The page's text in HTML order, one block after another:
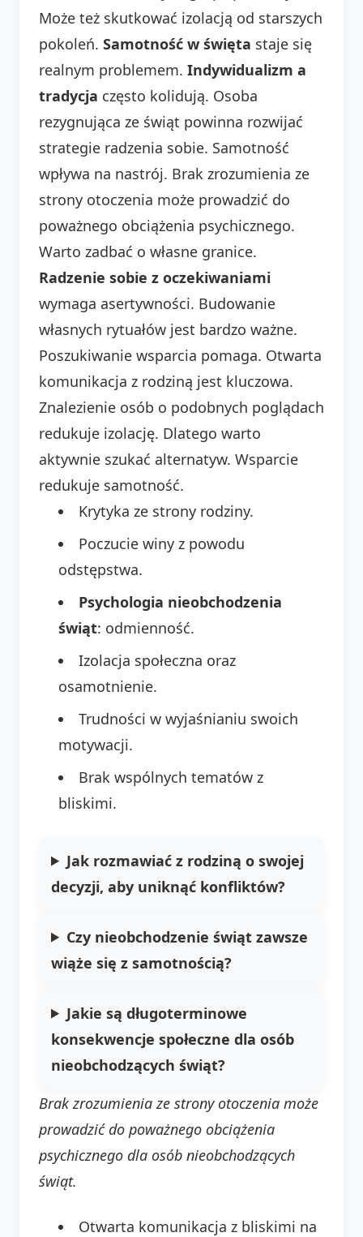
Może też skutkować izolacją od starszych
pokoleń. Samotność w święta staje się
realnym problemem. Indywidualizm a
tradycja często kolidują. Osoba
rezygnująca ze świąt powinna rozwijać
strategie radzenia sobie. Samotność
wpływa na nastrój. Brak zrozumienia ze
strony otoczenia może prowadzić do
poważnego obciążenia psychicznego.
Warto zadbać o własne granice.
Radzenie sobie z oczekiwaniami
wymaga asertywności. Budowanie
własnych rytuałów jest bardzo ważne.
Poszukiwanie wsparcia pomaga. Otwarta
komunikacja z rodziną jest kluczowa.
Znalezienie osób o podobnych poglądach
redukuje izolację. Dlatego warto
aktywnie szukać alternatyw. Wsparcie
redukuje samotność.
Krytyka ze strony rodziny.
Poczucie winy z powodu
odstępstwa.
Psychologia nieobchodzenia
świąt: odmienność.
Izolacja społeczna oraz
osamotnienie.
Trudności w wyjaśnianiu swoich
motywacji.
Brak wspólnych tematów z
bliskimi.
Jak rozmawiać z rodziną o swojej
decyzji, aby uniknąć konfliktów?
Czy nieobchodzenie świąt zawsze
wiąże się z samotnością?
Jakie są długoterminowe
konsekwencje społeczne dla osób
nieobchodzących świąt?
Brak zrozumienia ze strony otoczenia może
prowadzić do poważnego obciążenia
psychicznego dla osób nieobchodzących
świąt.
Otwarta komunikacja z bliskimi na